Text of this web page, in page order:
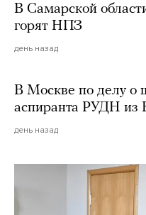
В Самарской
горят НПЗ
день назад
В Москве по делу о
аспиранта РУДН из
день назад